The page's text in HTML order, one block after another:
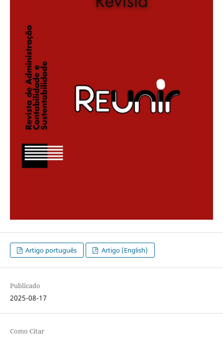
Artigo português Artigo (English)
Publicado
2025-08-17
Como Citar